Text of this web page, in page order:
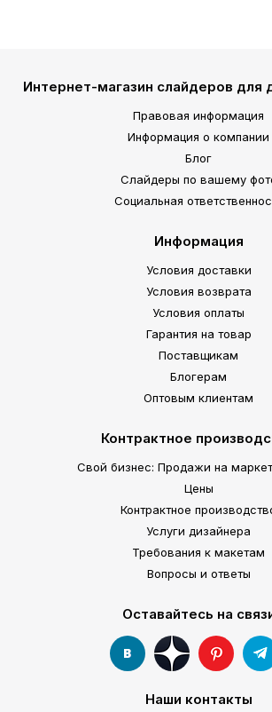
Интернет-магазин слайдеров для
Правовая информация
Информация о компании
Блог
Слайдеры по вашему
Социальная
Информация
Условия доставки
Условия возврата
Условия оплаты
Гарантия на товар
Поставщикам
Блогерам
Оптовым клиентам
Контрактное
Свой бизнес: Продажи на
Цены
Контрактное
Услуги дизайнера
Требования к макетам
Вопросы и ответы
Оставайтесь на
Наши контакты